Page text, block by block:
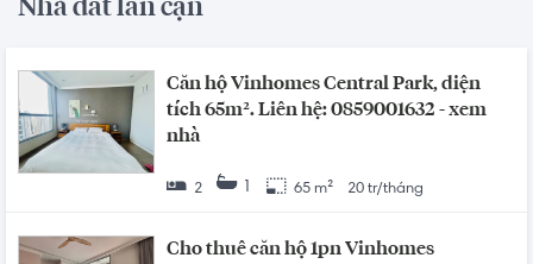
Nhà đất lân cận
Căn hộ Vinhomes Central Park, diện
tích 65m². Liên hệ: 0859001632 - xem
nhà
2 1 65 m² 20 tr/tháng
Cho thuê căn hộ 1pn Vinhomes